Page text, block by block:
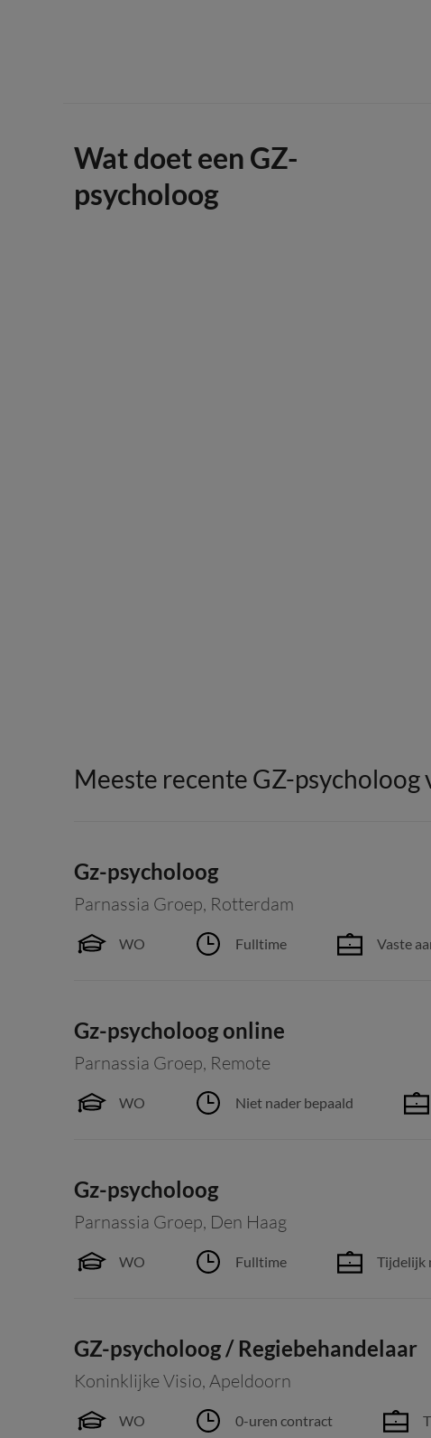
Wat doet een GZ-
psycholoog
Meeste recente GZ-psycholoog
Gz-psycholoog
Parnassia Groep, Rotterdam
WO Fulltime Vaste
Gz-psycholoog online
Parnassia Groep, Remote
WO Niet nader bepaald
Gz-psycholoog
Parnassia Groep, Den Haag
WO Fulltime Tijdelijk
GZ-psycholoog / Regiebehandelaar
Koninklijke Visio, Apeldoorn
WO 0-uren contract